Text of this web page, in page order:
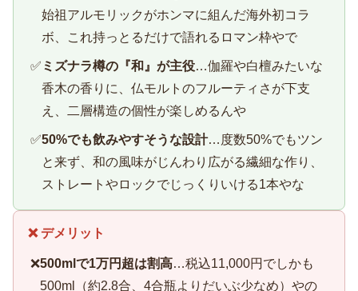
始祖アルモリックがホンマに組んだ海外初コラ
ボ、これ持っとるだけで語れるロマン枠やで
✅ ミズナラ樽の『和』が主役…伽羅や白檀みたいな
香木の香りに、仏モルトのフルーティさが下支
え、二層構造の個性が楽しめるんや
✅50%でも飲みやすそうな設計…度数50%でもツン
と来ず、和の風味がじんわり広がる繊細な作り、
ストレートやロックでじっくりいける1本やな
❌ デメリット
❌500mlで1万円超は割高…税込11,000円でしかも
500ml（約2.8合、4合瓶よりだいぶ少なめ）やの